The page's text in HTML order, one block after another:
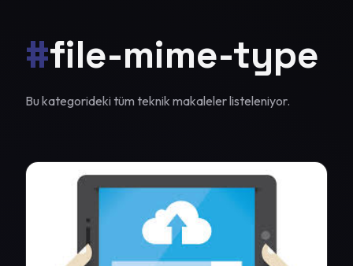
#file-mime-type
Bu kategorideki tüm teknik makaleler listeleniyor.